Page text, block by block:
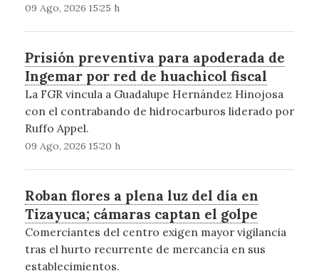
09 Ago, 2026 15:25 h
Prisión preventiva para apoderada de
Ingemar por red de huachicol fiscal
La FGR vincula a Guadalupe Hernández Hinojosa
con el contrabando de hidrocarburos liderado por
Ruffo Appel.
09 Ago, 2026 15:20 h
Roban flores a plena luz del día en
Tizayuca; cámaras captan el golpe
Comerciantes del centro exigen mayor vigilancia
tras el hurto recurrente de mercancía en sus
establecimientos.